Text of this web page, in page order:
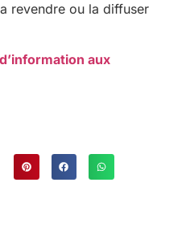
revendre ou la diffuser
aux